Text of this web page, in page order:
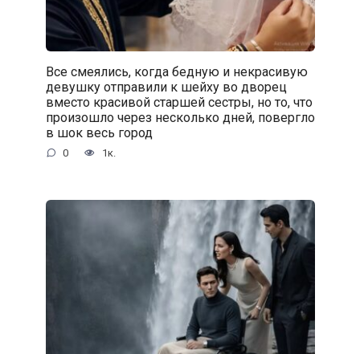
Все смеялись, когда бедную и некрасивую
девушку отправили к шейху во дворец
вместо красивой старшей сестры, но то, что
произошло через несколько дней, повергло
в шок весь город
0 1к.